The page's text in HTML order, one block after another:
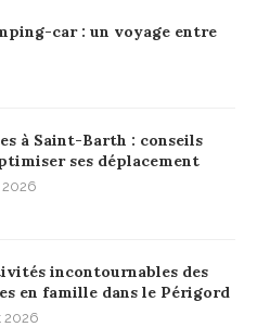
car : un voyage entre
à Saint-Barth : conseils
ses déplacement
2026
incontournables des
en famille dans le Périgord
2026